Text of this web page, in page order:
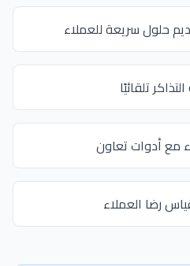
حلول سريعة للعملاء
تلقائيًا
مع أدوات تعاون
رضا العملاء